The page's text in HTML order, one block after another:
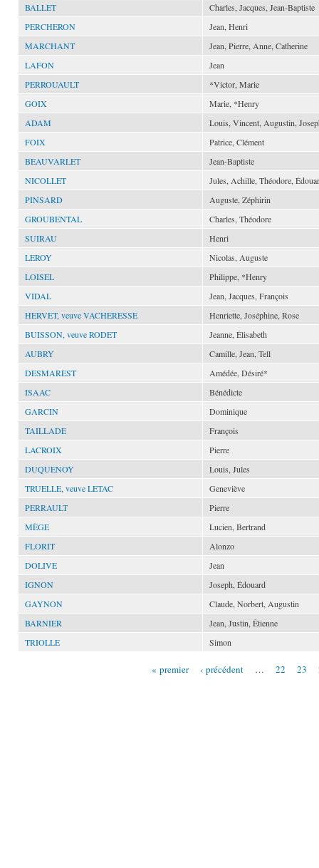
BALLET
Charles, Jacques, Jean-Baptiste
PERCHERON
Jean, Henri
MARCHANT
Jean, Pierre, Anne, Catherine
LAFON
Jean
PERROUAULT
*Victor, Marie
GOIX
Marie, *Henry
ADAM
Louis, Vincent, Augustin,
FOIX
Patrice, Clément
BEAUVARLET
Jean-Baptiste
NICOLLET
Jules, Achille, Théodore,
PINSARD
Auguste, Zéphirin
GROUBENTAL
Charles, Théodore
SUIRAU
Henri
LEROY
Nicolas, Auguste
LOISEL
Philippe, *Henry
VIDAL
Jean, Jacques, François
HERVET, veuve VACHERESSE
Henriette, Joséphine, Rose
BUISSON, veuve RODET
Jeanne, Élisabeth
AUBRY
Camille, Jean, Tell
DESMAREST
Amédée, Désiré*
ISAAC
Bénédicte
GARCIN
Dominique
TAILLADE
François
LACROIX
Pierre
DUQUENOY
Louis, Jules
TRUELLE, veuve LETAC
Geneviève
PERRAULT
Pierre
MÈGE
Lucien, Bertrand
FLORIT
Alonzo
DOLIVE
Jean
IGNON
Joseph, Édouard
GAYNON
Claude, Norbert, Augustin
BARNIER
Jean, Justin, Étienne
TRIOLLE
Simon
« premier ‹ précédent … 22 23